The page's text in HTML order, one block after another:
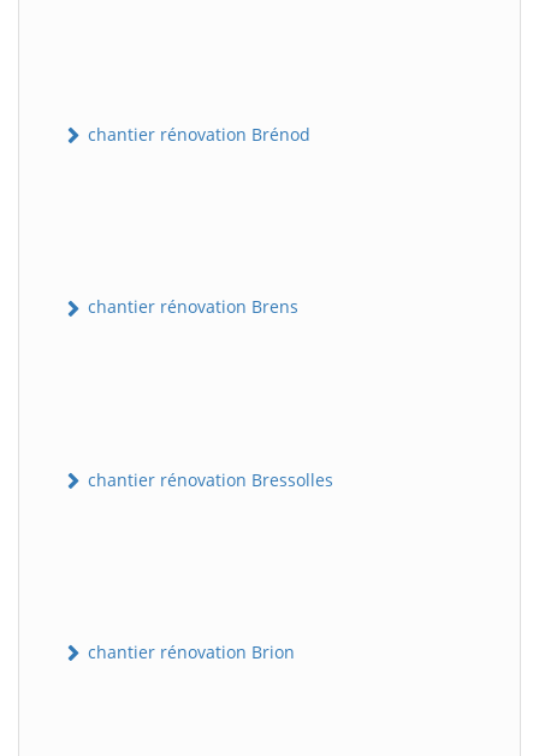
chantier rénovation Brénod
chantier rénovation Brens
chantier rénovation Bressolles
chantier rénovation Brion